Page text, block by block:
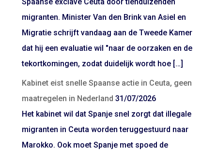
migranten. Minister Van den Brink van Asiel en
Migratie schrijft vandaag aan de Tweede Kamer
dat hij een evaluatie wil "naar de oorzaken en de
tekortkomingen, zodat duidelijk wordt hoe […]
Kabinet eist snelle Spaanse actie in Ceuta, geen
maatregelen in Nederland 31/07/2026
Het kabinet wil dat Spanje snel zorgt dat illegale
migranten in Ceuta worden teruggestuurd naar
Marokko. Ook moet Spanje met spoed de